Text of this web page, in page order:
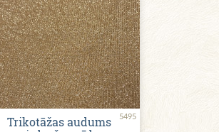
5495
Trikotāžas audums